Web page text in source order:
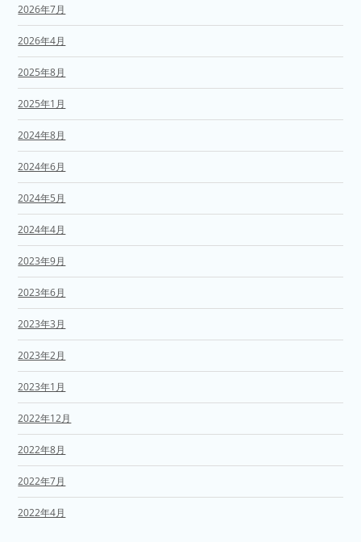
2026年7月
2026年4月
2025年8月
2025年1月
2024年8月
2024年6月
2024年5月
2024年4月
2023年9月
2023年6月
2023年3月
2023年2月
2023年1月
2022年12月
2022年8月
2022年7月
2022年4月